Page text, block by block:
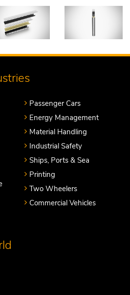
Passenger Cars
Energy Management
Material Handling
Industrial Safety
Ships, Ports & Sea
Printing
Two Wheelers
Commercial Vehicles